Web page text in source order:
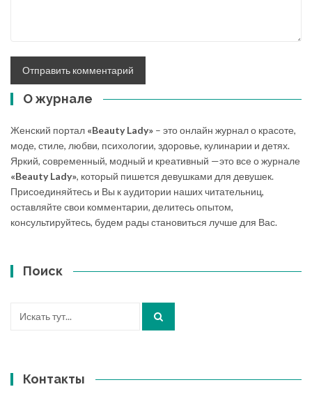
О журнале
Женский портал «Beauty Lady» – это онлайн журнал о красоте,
моде, стиле, любви, психологии, здоровье, кулинарии и детях.
Яркий, современный, модный и креативный —это все о журнале
«Beauty Lady», который пишется девушками для девушек.
Присоединяйтесь и Вы к аудитории наших читательниц,
оставляйте свои комментарии, делитесь опытом,
консультируйтесь, будем рады становиться лучше для Вас.
Поиск
Контакты